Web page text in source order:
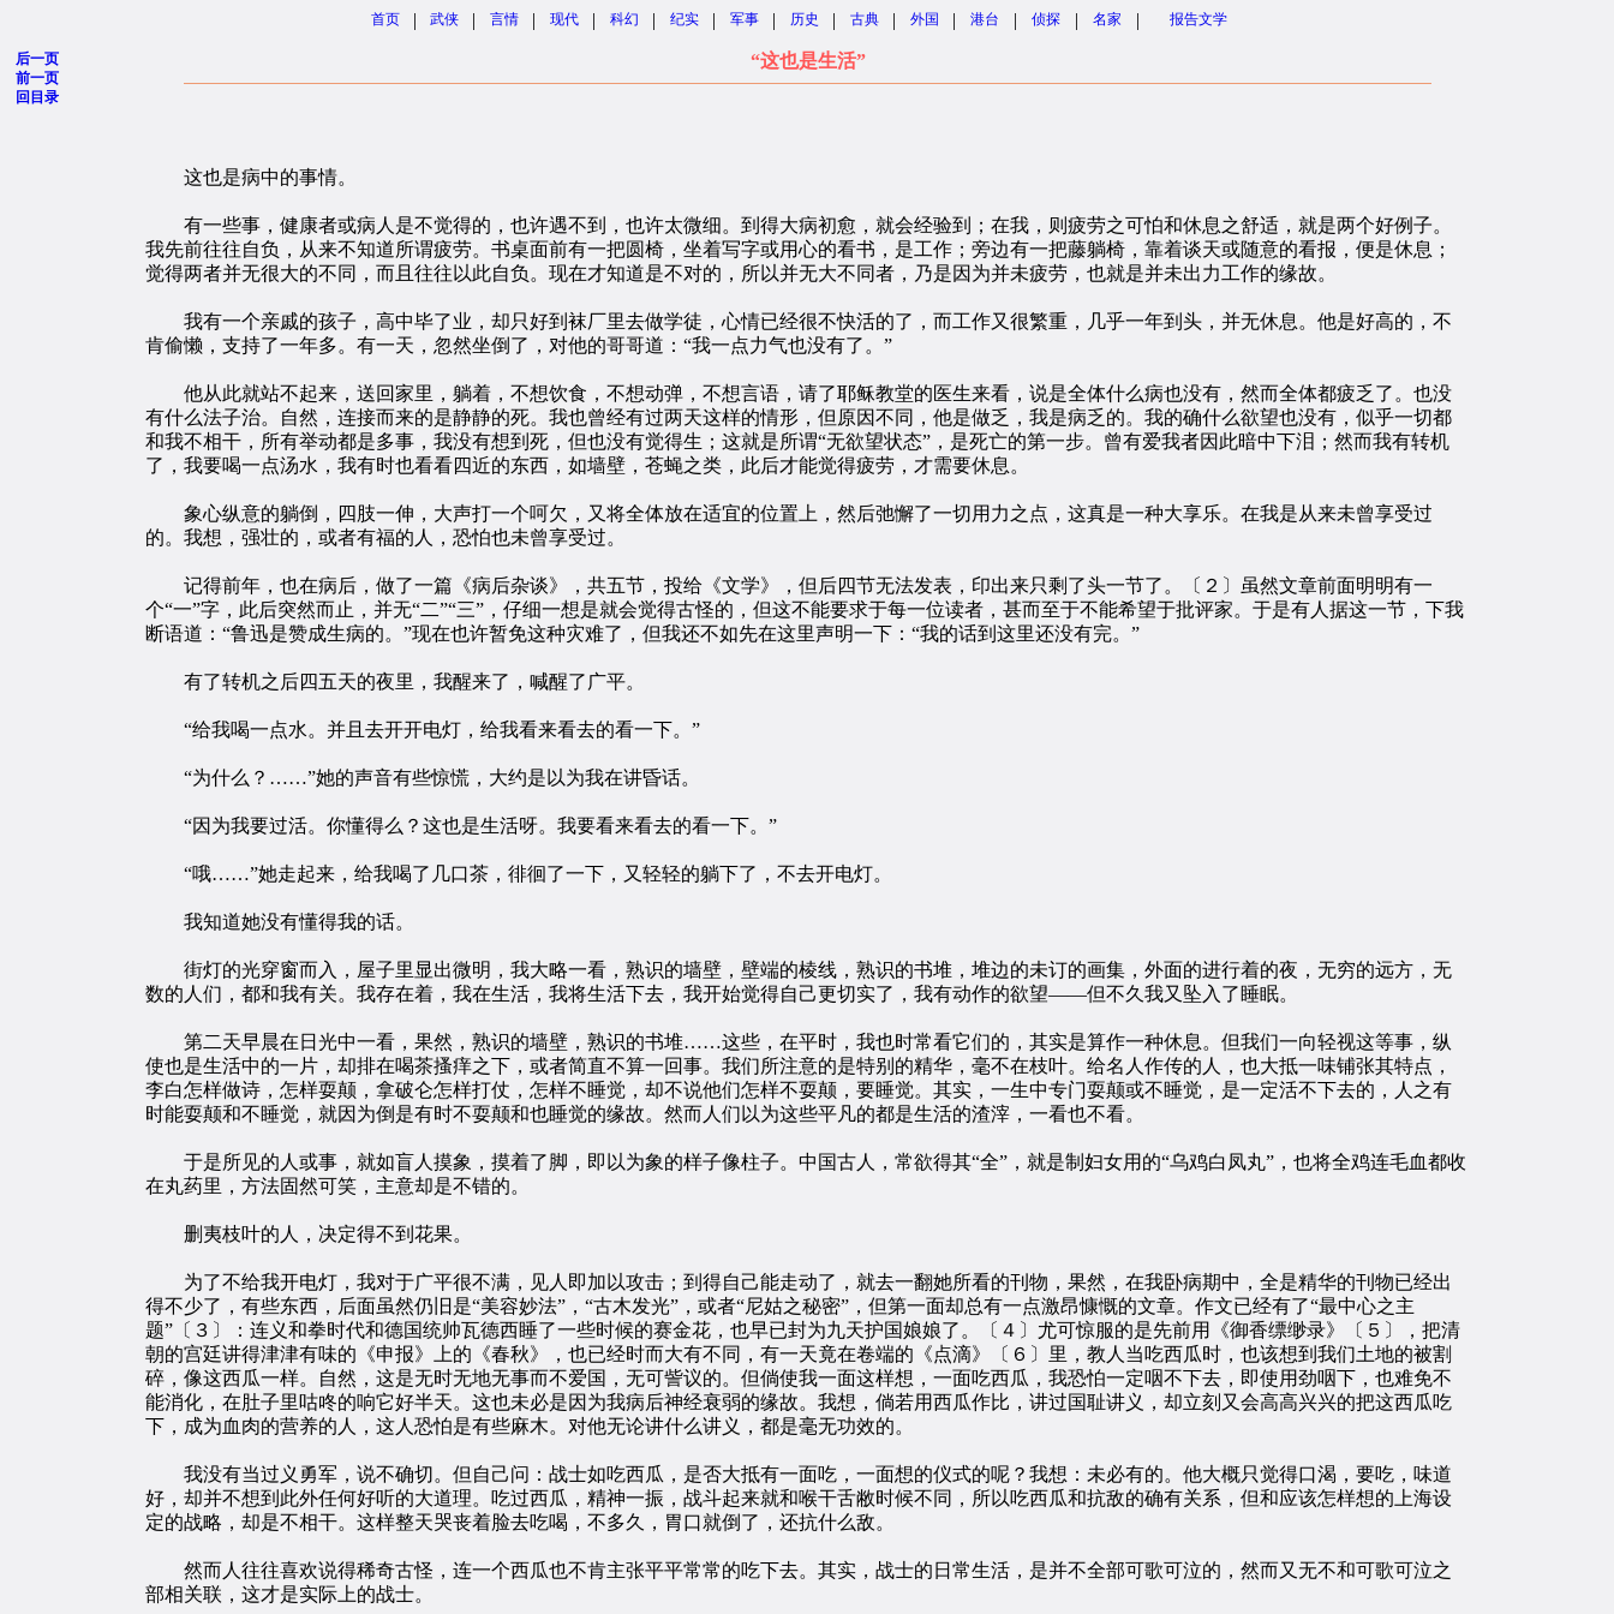
首页 | 武侠 | 言情 | 现代 | 科幻 | 纪实 | 军事 | 历史 | 古典 | 外国 | 港台 | 侦探 | 名家 | 报告文学
后一页
前一页
回目录
“这也是生活”
这也是病中的事情。
有一些事，健康者或病人是不觉得的，也许遇不到，也许太微细。到得大病初愈，就会经验到；在我，则疲劳之可怕和休息之舒适，就是两个好例子。
我先前往往自负，从来不知道所谓疲劳。书桌面前有一把圆椅，坐着写字或用心的看书，是工作；旁边有一把藤躺椅，靠着谈天或随意的看报，便是休息；
觉得两者并无很大的不同，而且往往以此自负。现在才知道是不对的，所以并无大不同者，乃是因为并未疲劳，也就是并未出力工作的缘故。
我有一个亲戚的孩子，高中毕了业，却只好到袜厂里去做学徒，心情已经很不快活的了，而工作又很繁重，几乎一年到头，并无休息。他是好高的，不
肯偷懒，支持了一年多。有一天，忽然坐倒了，对他的哥哥道：“我一点力气也没有了。”
他从此就站不起来，送回家里，躺着，不想饮食，不想动弹，不想言语，请了耶稣教堂的医生来看，说是全体什么病也没有，然而全体都疲乏了。也没
有什么法子治。自然，连接而来的是静静的死。我也曾经有过两天这样的情形，但原因不同，他是做乏，我是病乏的。我的确什么欲望也没有，似乎一切都
和我不相干，所有举动都是多事，我没有想到死，但也没有觉得生；这就是所谓“无欲望状态”，是死亡的第一步。曾有爱我者因此暗中下泪；然而我有转机
了，我要喝一点汤水，我有时也看看四近的东西，如墙壁，苍蝇之类，此后才能觉得疲劳，才需要休息。
象心纵意的躺倒，四肢一伸，大声打一个呵欠，又将全体放在适宜的位置上，然后弛懈了一切用力之点，这真是一种大享乐。在我是从来未曾享受过
的。我想，强壮的，或者有福的人，恐怕也未曾享受过。
记得前年，也在病后，做了一篇《病后杂谈》，共五节，投给《文学》，但后四节无法发表，印出来只剩了头一节了。〔２〕虽然文章前面明明有一
个“一”字，此后突然而止，并无“二”“三”，仔细一想是就会觉得古怪的，但这不能要求于每一位读者，甚而至于不能希望于批评家。于是有人据这一节，下我
断语道：“鲁迅是赞成生病的。”现在也许暂免这种灾难了，但我还不如先在这里声明一下：“我的话到这里还没有完。”
有了转机之后四五天的夜里，我醒来了，喊醒了广平。
“给我喝一点水。并且去开开电灯，给我看来看去的看一下。”
“为什么？……”她的声音有些惊慌，大约是以为我在讲昏话。
“因为我要过活。你懂得么？这也是生活呀。我要看来看去的看一下。”
“哦……”她走起来，给我喝了几口茶，徘徊了一下，又轻轻的躺下了，不去开电灯。
我知道她没有懂得我的话。
街灯的光穿窗而入，屋子里显出微明，我大略一看，熟识的墙壁，壁端的棱线，熟识的书堆，堆边的未订的画集，外面的进行着的夜，无穷的远方，无
数的人们，都和我有关。我存在着，我在生活，我将生活下去，我开始觉得自己更切实了，我有动作的欲望——但不久我又坠入了睡眠。
第二天早晨在日光中一看，果然，熟识的墙壁，熟识的书堆……这些，在平时，我也时常看它们的，其实是算作一种休息。但我们一向轻视这等事，纵
使也是生活中的一片，却排在喝茶搔痒之下，或者简直不算一回事。我们所注意的是特别的精华，毫不在枝叶。给名人作传的人，也大抵一味铺张其特点，
李白怎样做诗，怎样耍颠，拿破仑怎样打仗，怎样不睡觉，却不说他们怎样不耍颠，要睡觉。其实，一生中专门耍颠或不睡觉，是一定活不下去的，人之有
时能耍颠和不睡觉，就因为倒是有时不耍颠和也睡觉的缘故。然而人们以为这些平凡的都是生活的渣滓，一看也不看。
于是所见的人或事，就如盲人摸象，摸着了脚，即以为象的样子像柱子。中国古人，常欲得其“全”，就是制妇女用的“乌鸡白凤丸”，也将全鸡连毛血都收
在丸药里，方法固然可笑，主意却是不错的。
删夷枝叶的人，决定得不到花果。
为了不给我开电灯，我对于广平很不满，见人即加以攻击；到得自己能走动了，就去一翻她所看的刊物，果然，在我卧病期中，全是精华的刊物已经出
得不少了，有些东西，后面虽然仍旧是“美容妙法”，“古木发光”，或者“尼姑之秘密”，但第一面却总有一点激昂慷慨的文章。作文已经有了“最中心之主
题”〔３〕：连义和拳时代和德国统帅瓦德西睡了一些时候的赛金花，也早已封为九天护国娘娘了。〔４〕尤可惊服的是先前用《御香缥缈录》〔５〕，把清
朝的宫廷讲得津津有味的《申报》上的《春秋》，也已经时而大有不同，有一天竟在卷端的《点滴》〔６〕里，教人当吃西瓜时，也该想到我们土地的被割
碎，像这西瓜一样。自然，这是无时无地无事而不爱国，无可訾议的。但倘使我一面这样想，一面吃西瓜，我恐怕一定咽不下去，即使用劲咽下，也难免不
能消化，在肚子里咕咚的响它好半天。这也未必是因为我病后神经衰弱的缘故。我想，倘若用西瓜作比，讲过国耻讲义，却立刻又会高高兴兴的把这西瓜吃
下，成为血肉的营养的人，这人恐怕是有些麻木。对他无论讲什么讲义，都是毫无功效的。
我没有当过义勇军，说不确切。但自己问：战士如吃西瓜，是否大抵有一面吃，一面想的仪式的呢？我想：未必有的。他大概只觉得口渴，要吃，味道
好，却并不想到此外任何好听的大道理。吃过西瓜，精神一振，战斗起来就和喉干舌敝时候不同，所以吃西瓜和抗敌的确有关系，但和应该怎样想的上海设
定的战略，却是不相干。这样整天哭丧着脸去吃喝，不多久，胃口就倒了，还抗什么敌。
然而人往往喜欢说得稀奇古怪，连一个西瓜也不肯主张平平常常的吃下去。其实，战士的日常生活，是并不全部可歌可泣的，然而又无不和可歌可泣之
部相关联，这才是实际上的战士。